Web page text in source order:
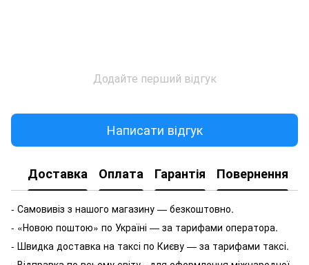
Додайте перший відгук
Написати відгук
Доставка Оплата Гарантія Повернення
- Самовивіз з нашого магазину — безкоштовно.
- «Новою поштою» по Україні — за тарифами оператора.
- Швидка доставка на таксі по Києву — за тарифами таксі.